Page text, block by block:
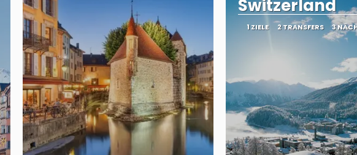
Switzerland
1 ZIELE 2 TRANSFERS 3